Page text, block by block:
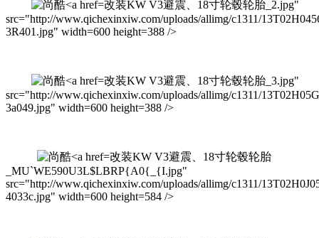
改装KW V3避震、18寸轮毂轮胎_2.jpg"
src="http://www.qichexinxiw.com/uploads/allimg/c1311/
3R401.jpg" width=600 height=388 />
改装KW V3避震、18寸轮毂轮胎_3.jpg"
src="http://www.qichexinxiw.com/uploads/allimg/c1311/
3a049.jpg" width=600 height=388 />
改装KW V3避震、18寸轮毂轮胎
_MU`WE590U3L$LBRP{A0{_{I.jpg"
src="http://www.qichexinxiw.com/uploads/allimg/c1311/
4033c.jpg" width=600 height=584 />